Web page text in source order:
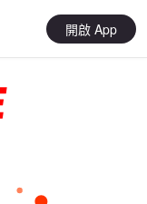
開啟 App